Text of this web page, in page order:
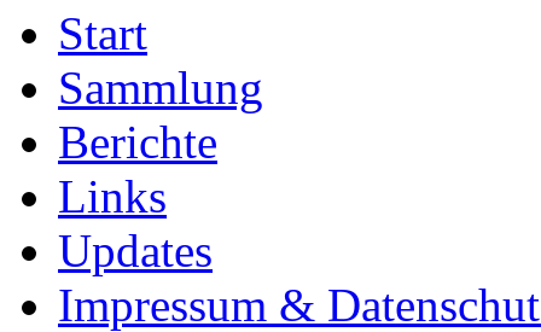
Start
Sammlung
Berichte
Links
Updates
Impressum &